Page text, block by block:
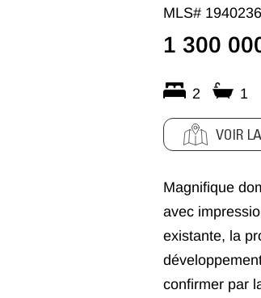
MLS#
1 300
2 1
VOIR
Magnifique
avec
existante, la
confirmer par